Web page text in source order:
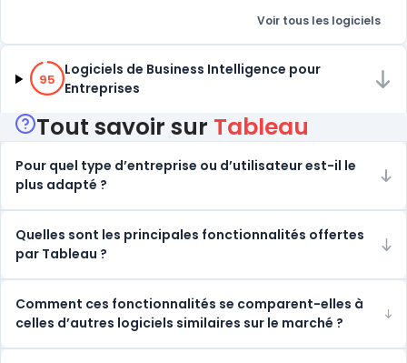
Voir tous les logiciels
95% de compatibilité
95
Logiciels de Business Intelligence pour
Entreprises
Tout savoir sur Tableau
Pour quel type d’entreprise ou d’utilisateur est-il le
plus adapté ?
Quelles sont les principales fonctionnalités offertes
par Tableau ?
Comment ces fonctionnalités se comparent-elles à
celles d’autres logiciels similaires sur le marché ?